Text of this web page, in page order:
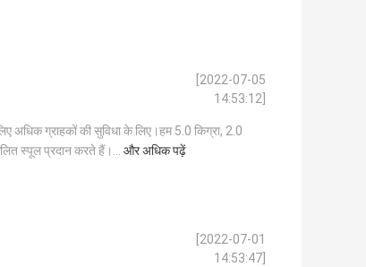
[2022-07-05
14:53:12]
अधिक ग्राहकों की सुविधा के लिए।हम 5.0 किग्रा, 2.0
स्पूल प्रदान करते हैं।... और अधिक पढ़ें
[2022-07-01
14:53:47]